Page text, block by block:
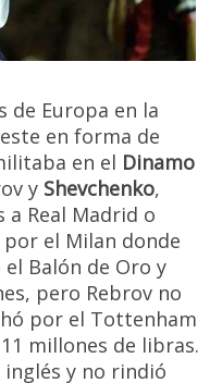
de Europa en la
en forma de
en el Dinamo
y Shevchenko,
Real Madrid o
por el Milan donde
Balón de Oro y
pero Rebrov no
por el Tottenham
millones de libras.
y no rindió